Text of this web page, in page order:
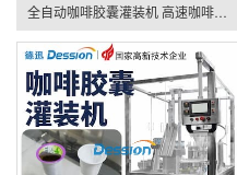
全自动咖啡胶囊灌装机 高速咖啡粉灌装封口机 茶粉胶囊杯